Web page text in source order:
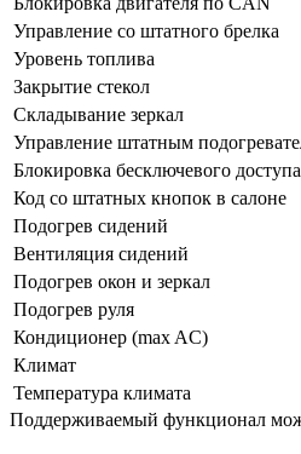
Управление со штатного брелка
Уровень топлива
Закрытие стекол
Складывание зеркал
Управление штатным
Блокировка бесключевого доступа
Код со штатных кнопок в салоне
Подогрев сидений
Вентиляция сидений
Подогрев окон и зеркал
Подогрев руля
Кондиционер (max AC)
Климат
Температура климата
Поддерживаемый функционал